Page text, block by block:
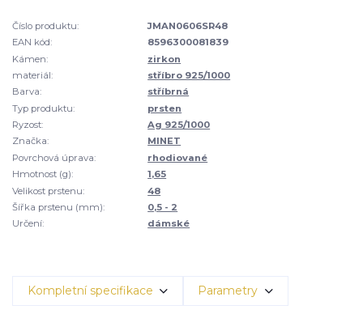
Číslo produktu:
JMAN0606SR48
EAN kód:
8596300081839
Kámen:
zirkon
materiál:
stříbro 925/1000
Barva:
stříbrná
Typ produktu:
prsten
Ryzost:
Ag 925/1000
Značka:
MINET
Povrchová úprava:
rhodiované
Hmotnost (g):
1,65
Velikost prstenu:
48
Šířka prstenu (mm):
0,5 - 2
Určení:
dámské
Kompletní specifikace Parametry